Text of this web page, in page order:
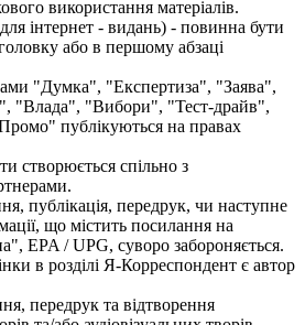
використання матеріалів.
інтернет - видань) - повинна бути
або в першому абзаці
"Думка", "Експертиза", "Заява",
"Влада", "Вибори", "Тест-драйв",
публікуються на правах
створюється спільно з
публікація, передрук, чи наступне
що містить посилання на
EPA / UPG, суворо забороняється.
в розділі Я-Корреспондент є автор
передрук та відтворення